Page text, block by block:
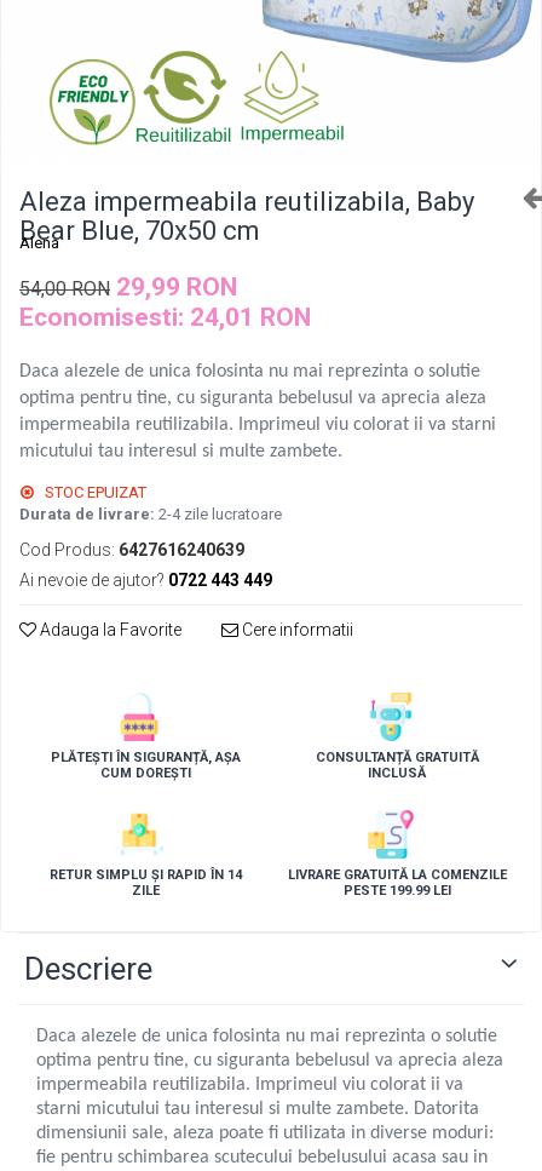
Aleza impermeabila reutilizabila, Baby
Bear Blue, 70x50 cm
Alena
54,00 RON 29,99 RON
Economisesti: 24,01 RON
Daca alezele de unica folosinta nu mai reprezinta o solutie
optima pentru tine, cu siguranta bebelusul va aprecia aleza
impermeabila reutilizabila. Imprimeul viu colorat ii va starni
micutului tau interesul si multe zambete.
STOC EPUIZAT
Durata de livrare: 2-4 zile lucratoare
Cod Produs: 6427616240639
Ai nevoie de ajutor? 0722 443 449
Adauga la Favorite Cere informatii
PLĂTEȘTI ÎN SIGURANȚĂ, AȘA
CUM DOREȘTI
CONSULTANȚĂ GRATUITĂ
INCLUSĂ
RETUR SIMPLU ȘI RAPID ÎN 14
ZILE
LIVRARE GRATUITĂ LA COMENZILE
PESTE 199.99 LEI
Descriere
Daca alezele de unica folosinta nu mai reprezinta o solutie
optima pentru tine, cu siguranta bebelusul va aprecia aleza
impermeabila reutilizabila. Imprimeul viu colorat ii va
starni micutului tau interesul si multe zambete. Datorita
dimensiunii sale, aleza poate fi utilizata in diverse moduri:
fie pentru schimbarea scutecului bebelusului acasa sau in